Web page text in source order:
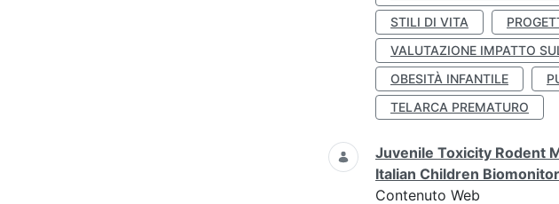
STILI DI VITA
VALUTAZIONE IMPATTO
OBESITÀ INFANTILE
TELARCA PREMATURO
Juvenile Toxicity Rodent
Italian Children
Contenuto Web